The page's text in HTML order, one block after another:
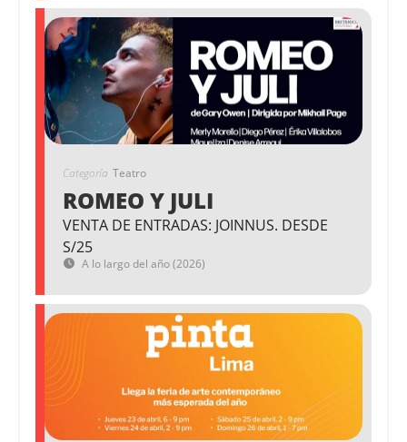
Categoría Teatro
ROMEO Y JULI
VENTA DE ENTRADAS: JOINNUS. DESDE
S/25
A lo largo del año (2026)